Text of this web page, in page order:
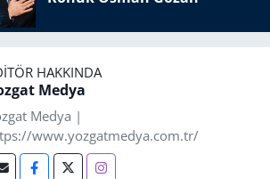
HAKKINDA
Medya
Medya |
www.yozgatmedya.com.tr/